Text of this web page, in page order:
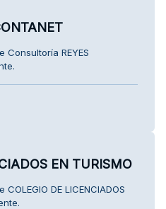
REYES
EN TURISMO
DE LICENCIADOS